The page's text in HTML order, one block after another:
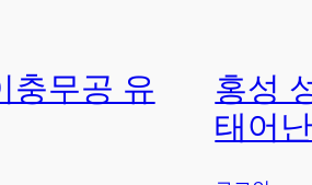
충무공 유
홍성
태어